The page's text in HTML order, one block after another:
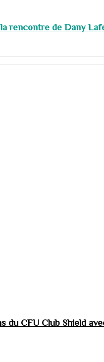
rencontre de Dany
du CFU Club Shield